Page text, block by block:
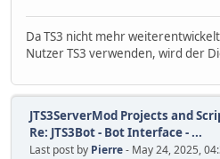
Da TS3 nicht mehr
Nutzer TS3 verwenden, wird der
JTS3ServerMod Projects and
Re: JTS3Bot - Bot Interface - ...
Last post by Pierre- May 24, 2025,